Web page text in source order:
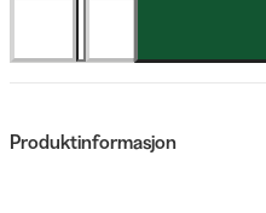
Produktinformasjon